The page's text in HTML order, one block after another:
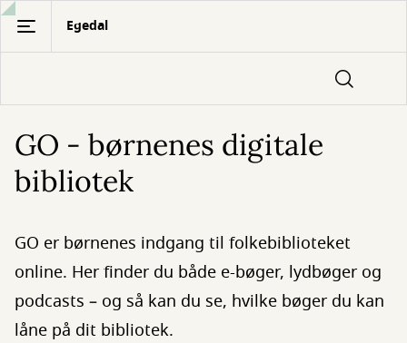
Gå
hovedindhold
Egedal
GO - børnenes digitale
bibliotek
GO er børnenes indgang til folkebiblioteket
online. Her finder du både e-bøger, lydbøger og
podcasts – og så kan du se, hvilke bøger du kan
låne på dit bibliotek.